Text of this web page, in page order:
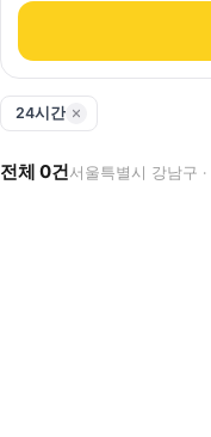
24시간
전체 0건서울특별시 강남구